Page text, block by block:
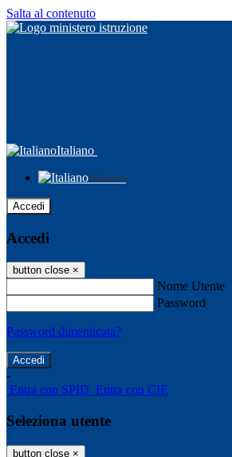
Salta al contenuto
Italiano
Italiano
Accedi
Accedi
button close ×
Nome Utente
Password
Password dimenticata?
-
Entra con SPID Entra con CIE
Seleziona utente
button close ×